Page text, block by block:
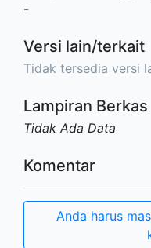
-
Versi lain/terkait
Tidak tersedia versi
Lampiran Berkas
Tidak Ada Data
Komentar
Anda harus